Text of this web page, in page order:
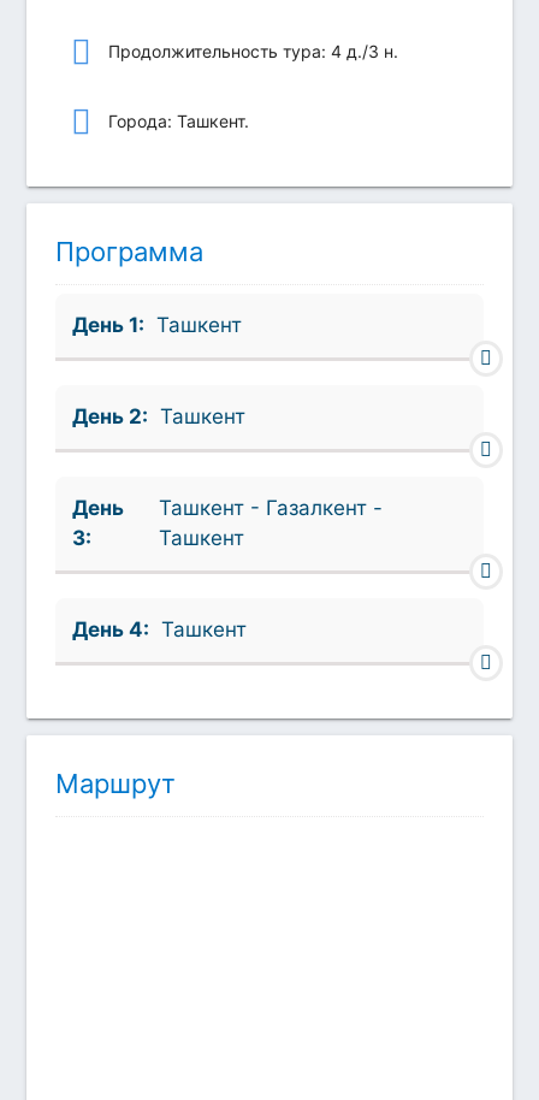
Продолжительность тура: 4 д./3 н.
Города: Ташкент.
Программа
День 1: Ташкент
День 2: Ташкент
День
3:
Ташкент - Газалкент -
Ташкент
День 4: Ташкент
Маршрут